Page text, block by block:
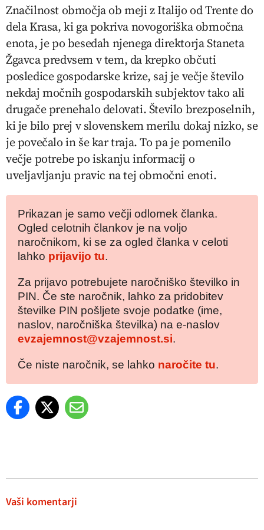
Značilnost območja ob meji z Italijo od Trente do
dela Krasa, ki ga pokriva novogoriška območna
enota, je po besedah njenega direktorja Staneta
Žgavca predvsem v tem, da krepko občuti
posledice gospodarske krize, saj je večje število
nekdaj močnih gospodarskih subjektov tako ali
drugače prenehalo delovati. Število brezposelnih,
ki je bilo prej v slovenskem merilu dokaj nizko, se
je povečalo in še kar traja. To pa je pomenilo
večje potrebe po iskanju informacij o
uveljavljanju pravic na tej območni enoti.
Prikazan je samo večji odlomek članka.
Ogled celotnih člankov je na voljo
naročnikom, ki se za ogled članka v celoti
lahko prijavijo tu.
Za prijavo potrebujete naročniško številko in
PIN. Če ste naročnik, lahko za pridobitev
številke PIN pošljete svoje podatke (ime,
naslov, naročniška številka) na e-naslov
evzajemnost@vzajemnost.si.
Če niste naročnik, se lahko naročite tu.
Vaši komentarji